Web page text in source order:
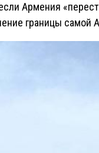
Армения
границы самой